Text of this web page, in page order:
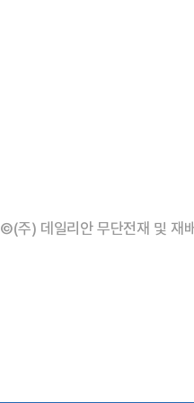
©(주) 데일리안 무단전재 및 재